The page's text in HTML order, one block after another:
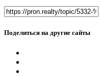
Поделиться на другие сайты